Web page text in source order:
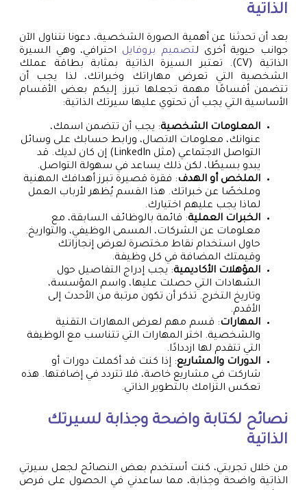
الذاتية
بعد أن تحدثنا عن أهمية الصورة الشخصية، دعونا نتناول الآن
جوانب حيوية أخرى لتصميم بروفايل احترافي، وهي السيرة
الذاتية (CV). تعتبر السيرة الذاتية بمثابة بطاقة عملك
الشخصية التي تعرض مهاراتك وخبراتك، لذا يجب أن
تتضمن أقسامًا مهمة تجعلها تبرز. إليكم بعض الأقسام
الأساسية التي يجب أن تحتوي عليها سيرتك الذاتية:
المعلومات الشخصية: يجب أن تتضمن اسمك،
عنوانك، معلومات الاتصال، ورابط حسابك على وسائل
التواصل الاجتماعي (مثل LinkedIn) إن كان لديك. قد
يبدو بسيطًا، لكن ذلك يساعد في سهولة التواصل.
الملخص أو الهدف: فقرة قصيرة تبرز أهدافك المهنية
وملخصًا عن خبراتك. هذا القسم يُظهر لأرباب العمل
لماذا يجب عليهم اختيارك.
الخبرات العملية: قائمة بالوظائف السابقة، مع
معلومات عن الشركات، المسمى الوظيفي، والتواريخ.
حاول استخدام نقاط مختصرة لعرض إنجازاتك
وقيمتك المضافة في كل وظيفة.
المؤهلات الأكاديمية: يجب إدراج التفاصيل حول
الشهادات التي حصلت عليها، واسم المؤسسة،
وتاريخ التخرج. تذكر أن تكون مرتبة من الأحدث إلى
الأقدم.
المهارات: قسم مهم لعرض المهارات التقنية
والشخصية. اختر المهارات التي تتناسب مع الوظيفة
التي تتقدم لها ازددادًا.
الدورات والمشاريع: إذا كنت قد أكملت دورات أو
شاركت في مشاريع خاصة، فلا تتردد في إضافتها. هذه
تعكس التزامك بالتطوير الذاتي.
نصائح لكتابة واضحة وجذابة لسيرتك
الذاتية
من خلال تجربتي، كنت أستخدم بعض النصائح لجعل سيرتي
الذاتية واضحة وجذابة، مما ساعدني في الحصول على فرص